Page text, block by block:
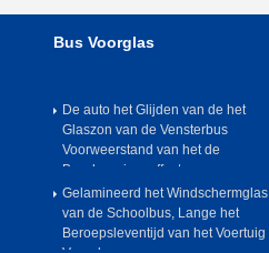
Bus Voorglas
De auto het Glijden van de het
Glaszon van de Vensterbus
Voorweerstand van het de
Beschermingseffect
Gelamineerd het Windschermglas
van de Schoolbus, Lange het
Beroepsleventijd van het Voertuig